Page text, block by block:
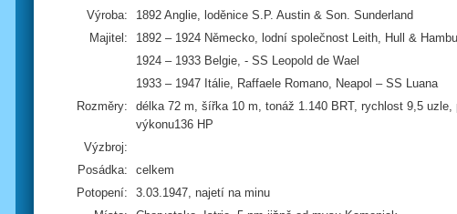
Výroba:
1892 Anglie, loděnice S.P. Austin & Son. Sunderland
Majitel:
1892 – 1924 Německo, lodní společnost Leith, Hull &
1924 – 1933 Belgie, - SS Leopold de Wael
1933 – 1947 Itálie, Raffaele Romano, Neapol – SS Luana
Rozměry:
délka 72 m, šířka 10 m, tonáž 1.140 BRT, rychlost 9,5
výkonu136 HP
Výzbroj:
Posádka:
celkem
Potopení:
3.03.1947, najetí na minu